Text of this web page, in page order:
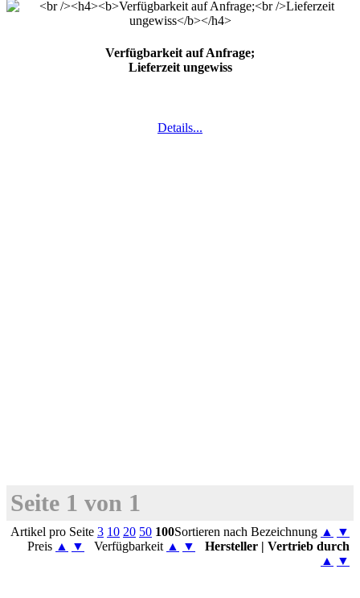
Verfügbarkeit auf Anfrage;
Lieferzeit ungewiss
Details...
Seite 1 von 1
Artikel pro Seite 3 10 20 50 100Sortieren nach Bezeichnung ▲
▼
Preis ▲ ▼ Verfügbarkeit ▲ ▼
Hersteller | Vertrieb durch
▲
▼